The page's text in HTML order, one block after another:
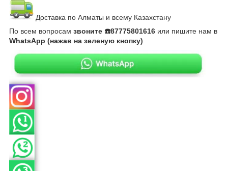
Доставка по Алматы и всему Казахстану
По всем вопросам звоните ☎️87775801616 или пишите нам в
WhatsApp (нажав на зеленую кнопку)